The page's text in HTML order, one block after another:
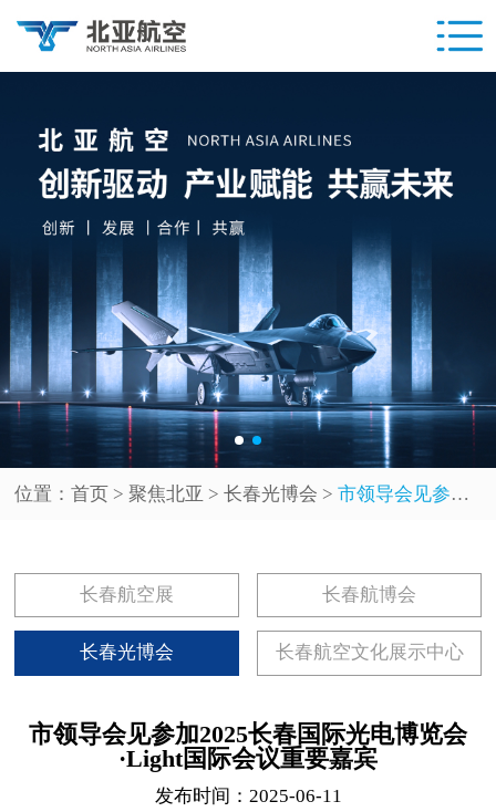
位置：首页 > 聚焦北亚 >长春光博会 >市领导会见参加2025长春国际光电博览会·Light国际会议重要嘉宾
长春航空展 长春航博会
长春光博会 长春航空文化展示中心
市领导会见参加2025长春国际光电博览会
·Light国际会议重要嘉宾
发布时间：2025-06-11